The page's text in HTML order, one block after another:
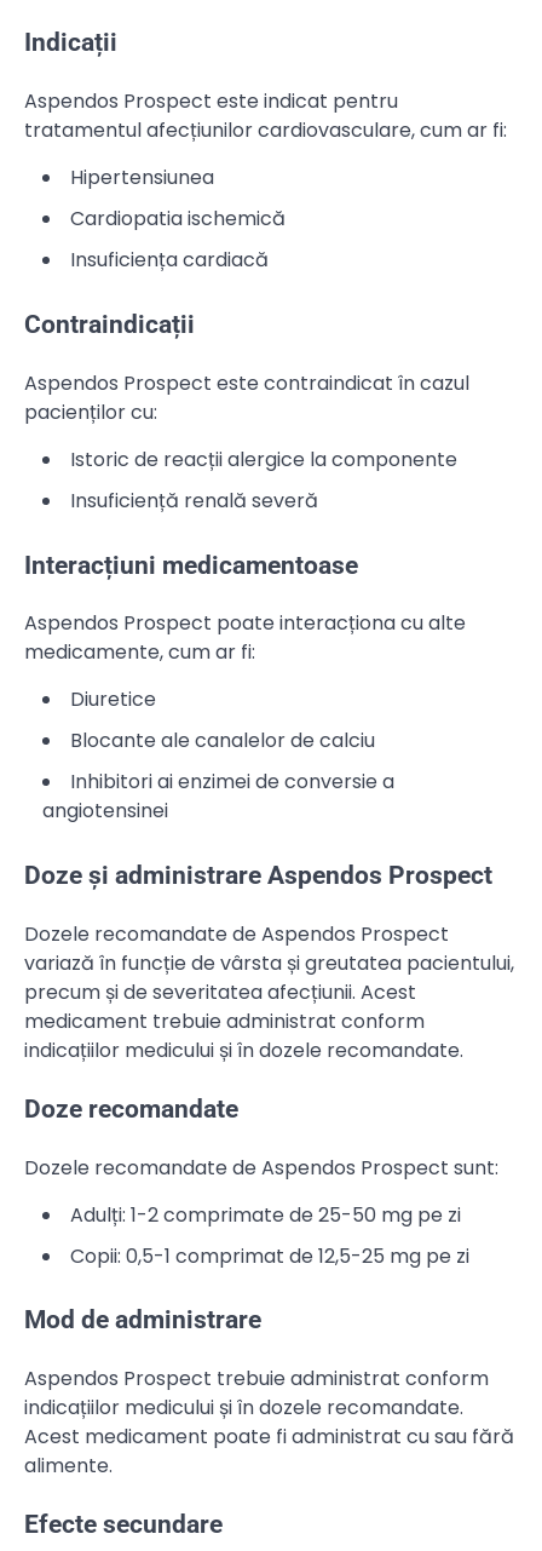
Indicații
Aspendos Prospect este indicat pentru
tratamentul afecțiunilor cardiovasculare, cum ar fi:
Hipertensiunea
Cardiopatia ischemică
Insuficiența cardiacă
Contraindicații
Aspendos Prospect este contraindicat în cazul
pacienților cu:
Istoric de reacții alergice la componente
Insuficiență renală severă
Interacțiuni medicamentoase
Aspendos Prospect poate interacționa cu alte
medicamente, cum ar fi:
Diuretice
Blocante ale canalelor de calciu
Inhibitori ai enzimei de conversie a
angiotensinei
Doze și administrare Aspendos Prospect
Dozele recomandate de Aspendos Prospect
variază în funcție de vârsta și greutatea pacientului,
precum și de severitatea afecțiunii. Acest
medicament trebuie administrat conform
indicațiilor medicului și în dozele recomandate.
Doze recomandate
Dozele recomandate de Aspendos Prospect sunt:
Adulți: 1-2 comprimate de 25-50 mg pe zi
Copii: 0,5-1 comprimat de 12,5-25 mg pe zi
Mod de administrare
Aspendos Prospect trebuie administrat conform
indicațiilor medicului și în dozele recomandate.
Acest medicament poate fi administrat cu sau fără
alimente.
Efecte secundare